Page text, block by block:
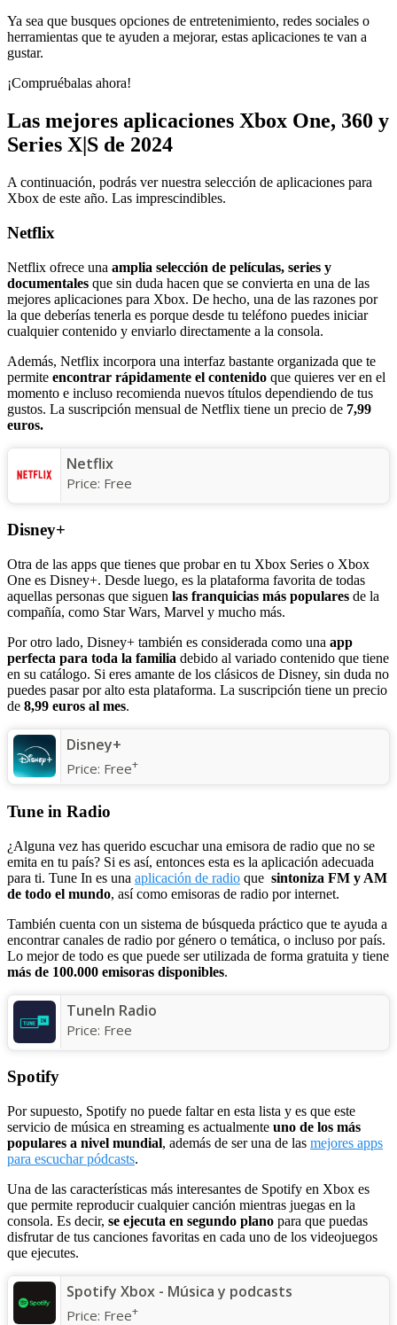
Ya sea que busques opciones de entretenimiento, redes sociales o
herramientas que te ayuden a mejorar, estas aplicaciones te van a
gustar.
¡Compruébalas ahora!
Las mejores aplicaciones Xbox One, 360 y
Series X|S de 2024
A continuación, podrás ver nuestra selección de aplicaciones para
Xbox de este año. Las imprescindibles.
Netflix
Netflix ofrece una amplia selección de películas, series y
documentales que sin duda hacen que se convierta en una de las
mejores aplicaciones para Xbox. De hecho, una de las razones por
la que deberías tenerla es porque desde tu teléfono puedes iniciar
cualquier contenido y enviarlo directamente a la consola.
Además, Netflix incorpora una interfaz bastante organizada que te
permite encontrar rápidamente el contenido que quieres ver en el
momento e incluso recomienda nuevos títulos dependiendo de tus
gustos. La suscripción mensual de Netflix tiene un precio de 7,99
euros.
Netflix
Price: Free
Disney+
Otra de las apps que tienes que probar en tu Xbox Series o Xbox
One es Disney+. Desde luego, es la plataforma favorita de todas
aquellas personas que siguen las franquicias más populares de la
compañía, como Star Wars, Marvel y mucho más.
Por otro lado, Disney+ también es considerada como una app
perfecta para toda la familia debido al variado contenido que tiene
en su catálogo. Si eres amante de los clásicos de Disney, sin duda no
puedes pasar por alto esta plataforma. La suscripción tiene un precio
de 8,99 euros al mes.
Disney+
Price: Free+
Tune in Radio
¿Alguna vez has querido escuchar una emisora de radio que no se
emita en tu país? Si es así, entonces esta es la aplicación adecuada
para ti. Tune In es una aplicación de radio que sintoniza FM y AM
de todo el mundo, así como emisoras de radio por internet.
También cuenta con un sistema de búsqueda práctico que te ayuda a
encontrar canales de radio por género o temática, o incluso por país.
Lo mejor de todo es que puede ser utilizada de forma gratuita y tiene
más de 100.000 emisoras disponibles.
TuneIn Radio
Price: Free
Spotify
Por supuesto, Spotify no puede faltar en esta lista y es que este
servicio de música en streaming es actualmente uno de los más
populares a nivel mundial, además de ser una de las mejores apps
para escuchar pódcasts.
Una de las características más interesantes de Spotify en Xbox es
que permite reproducir cualquier canción mientras juegas en la
consola. Es decir, se ejecuta en segundo plano para que puedas
disfrutar de tus canciones favoritas en cada uno de los videojuegos
que ejecutes.
Spotify Xbox - Música y podcasts
Price: Free+